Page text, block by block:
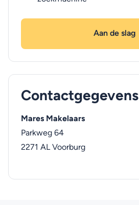
Aan de slag
Contactgegevens
Mares Makelaars
Parkweg 64
2271 AL Voorburg